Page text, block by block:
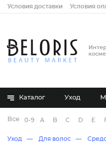
Условия доставки Условия
Каталог Уход
Все бренды
0-9 A B C D E
Уход Для волос